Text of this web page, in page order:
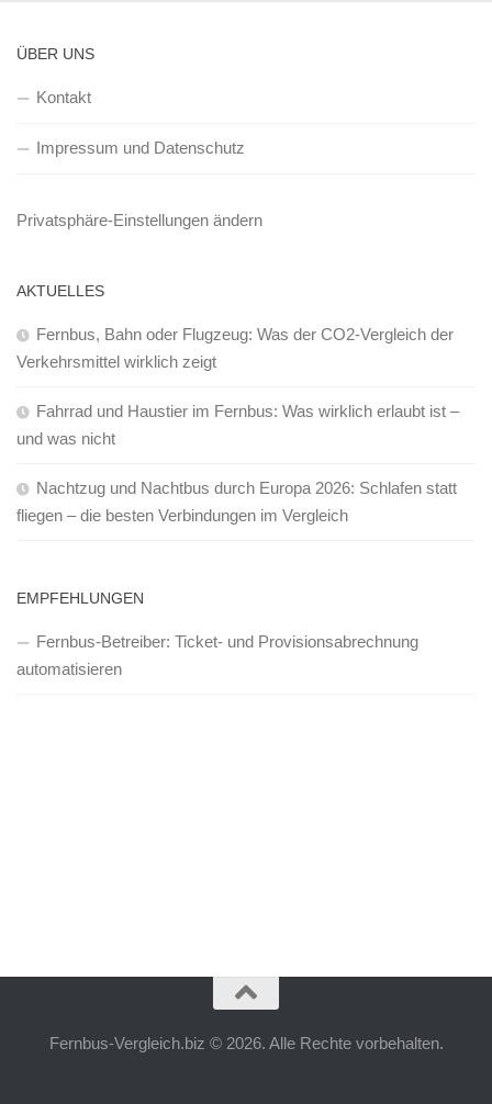
ÜBER UNS
Kontakt
Impressum und Datenschutz
Privatsphäre-Einstellungen ändern
AKTUELLES
Fernbus, Bahn oder Flugzeug: Was der CO2-Vergleich der
Verkehrsmittel wirklich zeigt
Fahrrad und Haustier im Fernbus: Was wirklich erlaubt ist –
und was nicht
Nachtzug und Nachtbus durch Europa 2026: Schlafen statt
fliegen – die besten Verbindungen im Vergleich
EMPFEHLUNGEN
Fernbus-Betreiber: Ticket- und Provisionsabrechnung
automatisieren
Fernbus-Vergleich.biz © 2026. Alle Rechte vorbehalten.